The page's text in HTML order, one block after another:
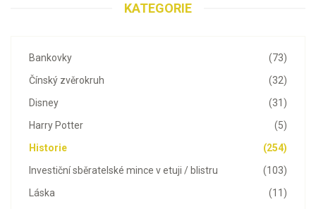
KATEGORIE
(73)
Bankovky
(32)
Čínský zvěrokruh
(31)
Disney
(5)
Harry Potter
(254)
Historie
(103)
Investiční sběratelské mince v etuji / blistru
(11)
Láska